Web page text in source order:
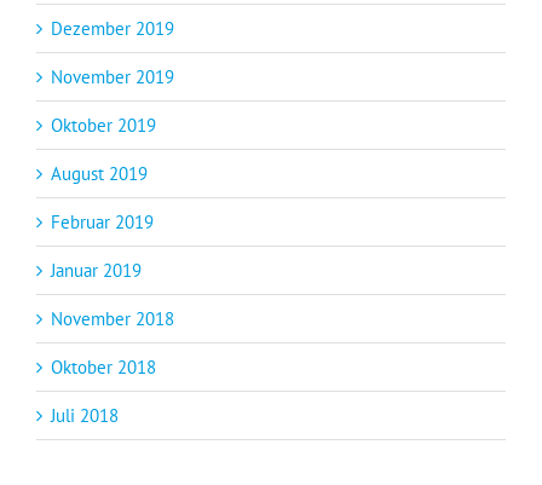
Dezember 2019
November 2019
Oktober 2019
August 2019
Februar 2019
Januar 2019
November 2018
Oktober 2018
Juli 2018